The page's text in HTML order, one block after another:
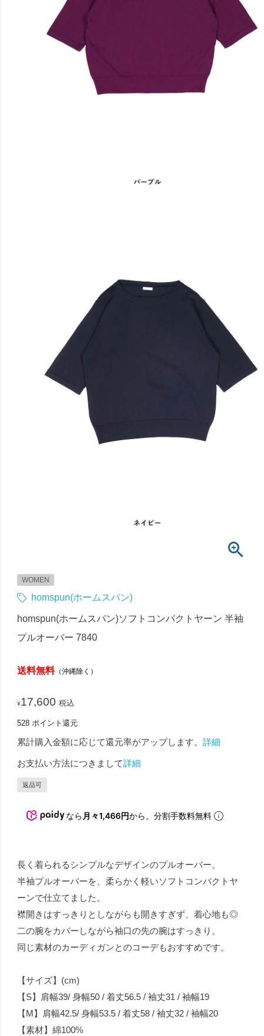
WOMEN
homspun(ホームスパン)
homspun(ホームスパン)ソフトコンパクトヤーン 半袖
プルオーバー 7840
送料無料（沖縄除く）
¥17,600 税込
528 ポイント還元
累計購入金額に応じて還元率がアップします。詳細
お支払い方法につきまして詳細
返品可
なら 月々1,466円から。分割手数料無料
長く着られるシンプルなデザインのプルオーバー。
半袖プルオーバーを、柔らかく軽いソフトコンパクトヤ
ーンで仕立てました。
襟開きはすっきりとしながらも開きすぎず、着心地も◎
二の腕をカバーしながら袖口の先の腕はすっきり。
同じ素材のカーディガンとのコーデもおすすめです。
【サイズ】(cm)
【S】肩幅39/ 身幅50 / 着丈56.5 / 袖丈31 / 袖幅19
【M】肩幅42.5/ 身幅53.5 / 着丈58 / 袖丈32 / 袖幅20
【素材】綿100%